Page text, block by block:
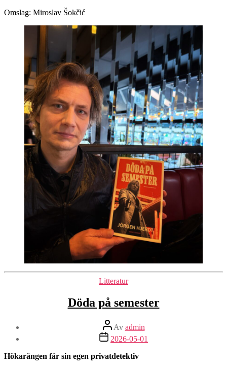
Omslag: Miroslav Šokčić
Kategorier
Litteratur
Döda på semester
Inläggsförfattare
Av admin
Inläggsdatum
2026-05-01
Hökarängen får sin egen privatdetektiv